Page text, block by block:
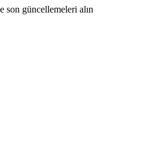
son güncellemeleri alın